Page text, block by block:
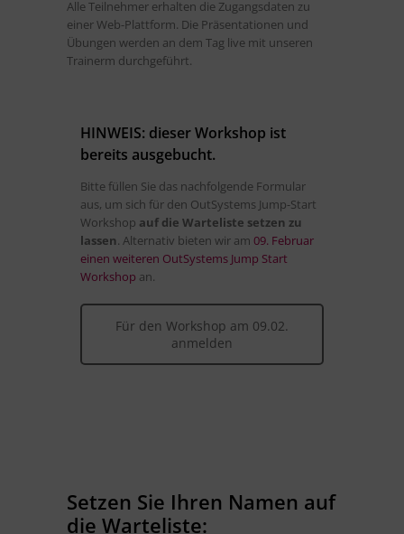
Alle Teilnehmer erhalten die Zugangsdaten zu
einer Web-Plattform. Die Präsentationen und
Übungen werden an dem Tag live mit unseren
Trainerm durchgeführt.
HINWEIS: dieser Workshop ist
bereits ausgebucht.
Bitte füllen Sie das nachfolgende Formular
aus, um sich für den OutSystems Jump-Start
Workshop auf die Warteliste setzen zu
lassen . Alternativ bieten wir am 09. Februar
einen weiteren OutSystems Jump Start
Workshop an.
Für den Workshop am 09.02.
anmelden
Setzen Sie Ihren Namen auf
die Warteliste: